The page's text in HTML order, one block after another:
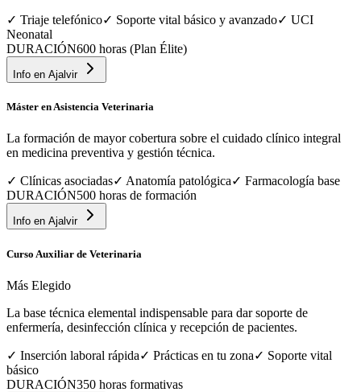
✓ Triaje telefónico✓ Soporte vital básico y avanzado✓ UCI
Neonatal
DURACIÓN600 horas (Plan Élite)
Info en Ajalvir
Máster en Asistencia Veterinaria
La formación de mayor cobertura sobre el cuidado clínico integral
en medicina preventiva y gestión técnica.
✓ Clínicas asociadas✓ Anatomía patológica✓ Farmacología base
DURACIÓN500 horas de formación
Info en Ajalvir
Curso Auxiliar de Veterinaria
Más Elegido
La base técnica elemental indispensable para dar soporte de
enfermería, desinfección clínica y recepción de pacientes.
✓ Inserción laboral rápida✓ Prácticas en tu zona✓ Soporte vital
básico
DURACIÓN350 horas formativas